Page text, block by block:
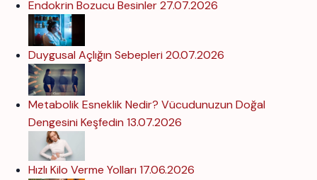
Endokrin Bozucu Besinler27.07.2026
Duygusal Açlığın Sebepleri 20.07.2026
Metabolik Esneklik Nedir? Vücudunuzun Doğal
Dengesini Keşfedin 13.07.2026
Hızlı Kilo Verme Yolları 17.06.2026